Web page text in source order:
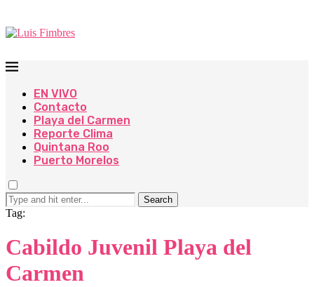
EN VIVO
Contacto
Playa del Carmen
Reporte Clima
Quintana Roo
Puerto Morelos
Search
Tag:
Cabildo Juvenil Playa del
Carmen